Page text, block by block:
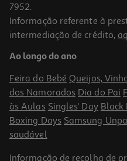
Peitoral Para Cão Curli Air Mesh
26.99 €/un
26,99 €
7952.
Informação referente à
intermediação de crédito,
Ao longo do ano
Feira do Bebé Queijos,
dos Namorados Dia do Pai
às Aulas Singles' Day Black
Boxing Days Samsung
saudável
Informação de recolha de